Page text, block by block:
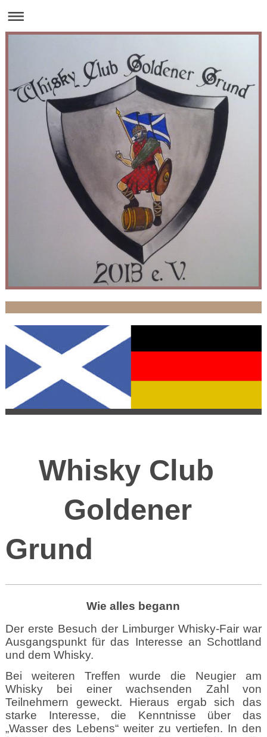
Whisky Club
Goldener
Grund
Wie alles begann
Der erste Besuch der Limburger Whisky-Fair war
Ausgangspunkt für das Interesse an Schottland
und dem Whisky.
Bei weiteren Treffen wurde die Neugier am
Whisky bei einer wachsenden Zahl von
Teilnehmern geweckt. Hieraus ergab sich das
starke Interesse, die Kenntnisse über das
„Wasser des Lebens“ weiter zu vertiefen. In den